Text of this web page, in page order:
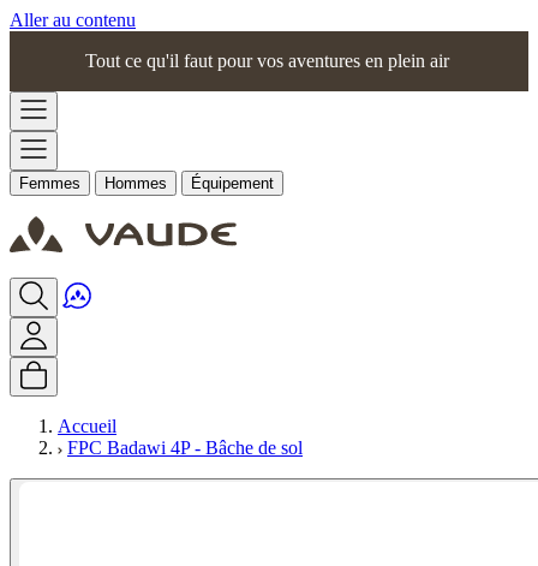
Aller au contenu
Tout ce qu'il faut pour vos aventures en plein air
Femmes Hommes Équipement
Accueil
FPC Badawi 4P - Bâche de sol